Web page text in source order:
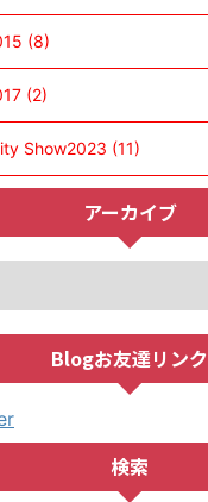
(8)
(2)
Show2023 (11)
アーカイブ
Blogお友達リンク
検索